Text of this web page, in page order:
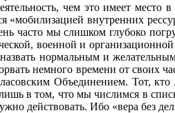
чем это имеет
внутренних
часто мы слишком глубоко
военной и
нормальным и
немного времени от своих
Объединением. Тот,
в том, что мы числимся в
действовать. Ибо «вера без дел